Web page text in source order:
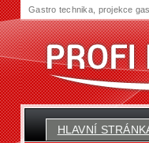
HLAVNÍ
Gastro technika, projekce